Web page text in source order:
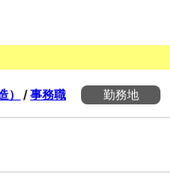
/事務職 勤務地